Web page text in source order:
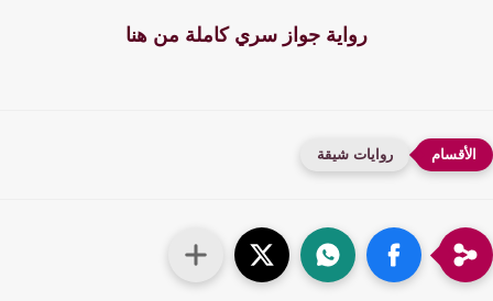
رواية جواز سري كاملة من هنا
روايات شيقة